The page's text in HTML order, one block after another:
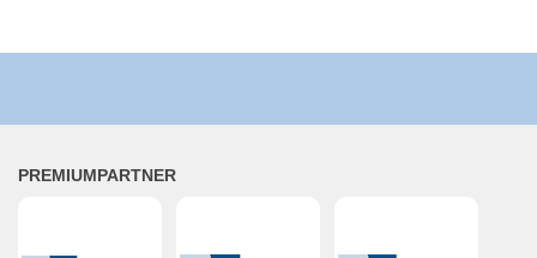
PRE­MI­UM­PART­NER